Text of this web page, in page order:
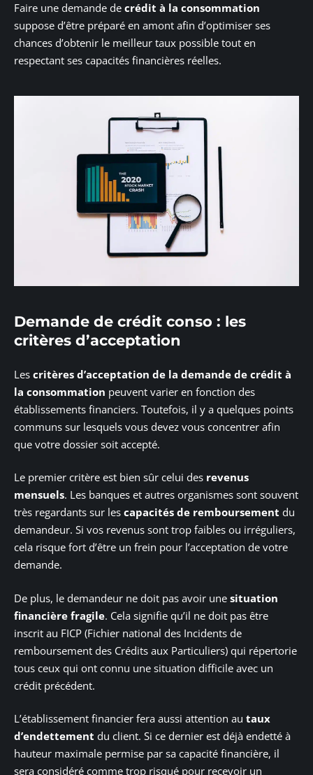
Faire une demande de crédit à la consommation
suppose d’être préparé en amont afin d’optimiser ses
chances d’obtenir le meilleur taux possible tout en
respectant ses capacités financières réelles.
Demande de crédit conso : les
critères d’acceptation
Les critères d’acceptation de la demande de crédit à
la consommation peuvent varier en fonction des
établissements financiers. Toutefois, il y a quelques points
communs sur lesquels vous devez vous concentrer afin
que votre dossier soit accepté.
Le premier critère est bien sûr celui des revenus
mensuels. Les banques et autres organismes sont souvent
très regardants sur les capacités de remboursement du
demandeur. Si vos revenus sont trop faibles ou irréguliers,
cela risque fort d’être un frein pour l’acceptation de votre
demande.
De plus, le demandeur ne doit pas avoir une situation
financière fragile. Cela signifie qu’il ne doit pas être
inscrit au FICP (Fichier national des Incidents de
remboursement des Crédits aux Particuliers) qui répertorie
tous ceux qui ont connu une situation difficile avec un
crédit précédent.
L’établissement financier fera aussi attention au taux
d’endettement du client. Si ce dernier est déjà endetté à
hauteur maximale permise par sa capacité financière, il
sera considéré comme trop risqué pour recevoir un